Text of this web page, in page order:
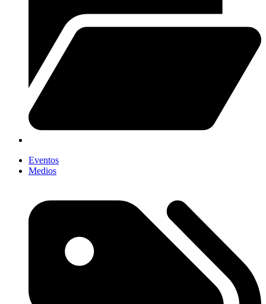
Eventos
Medios